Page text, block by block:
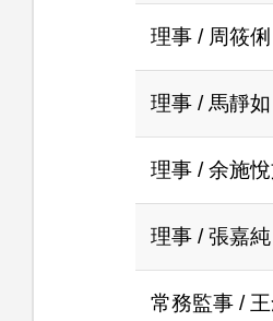
理事 / 周筱俐
理事 / 馬靜如
理事 / 余施
理事 / 張嘉純
常務監事 /